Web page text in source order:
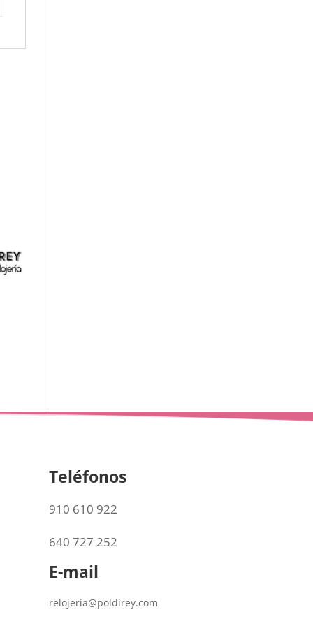
Teléfonos
910 610 922
640 727 252
E-mail
relojeria@poldirey.com